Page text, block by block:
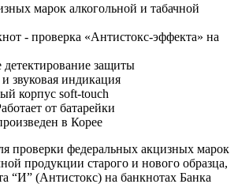
марок алкогольной и табачной
- проверка «Антистокс-эффекта» на
детектирование защиты
звуковая индикация
корпус soft-touch
от батарейки
в Корее
проверки федеральных акцизных марок
продукции старого и нового образца,
“И” (Антистокс) на банкнотах Банка